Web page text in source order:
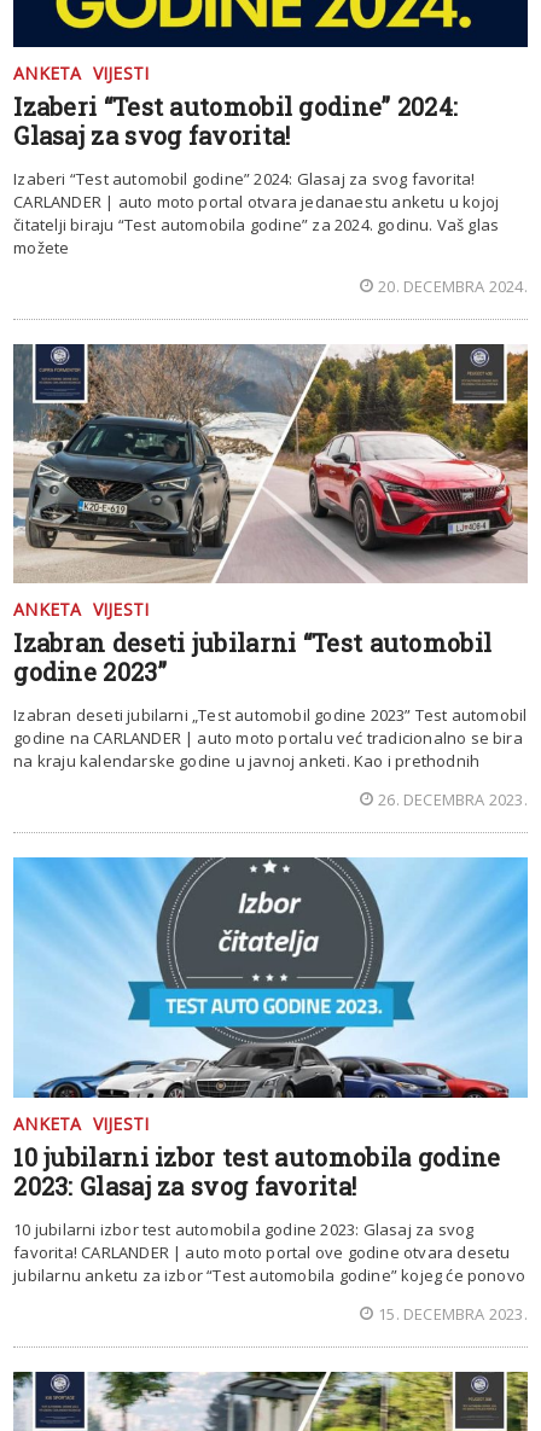
ANKETA VIJESTI
Izaberi “Test automobil godine” 2024:
Glasaj za svog favorita!
Izaberi “Test automobil godine” 2024: Glasaj za svog favorita!
CARLANDER | auto moto portal otvara jedanaestu anketu u kojoj
čitatelji biraju “Test automobila godine” za 2024. godinu. Vaš glas
možete
20. DECEMBRA 2024.
ANKETA VIJESTI
Izabran deseti jubilarni “Test automobil
godine 2023”
Izabran deseti jubilarni „Test automobil godine 2023” Test automobil
godine na CARLANDER | auto moto portalu već tradicionalno se bira
na kraju kalendarske godine u javnoj anketi. Kao i prethodnih
26. DECEMBRA 2023.
ANKETA VIJESTI
10 jubilarni izbor test automobila godine
2023: Glasaj za svog favorita!
10 jubilarni izbor test automobila godine 2023: Glasaj za svog
favorita! CARLANDER | auto moto portal ove godine otvara desetu
jubilarnu anketu za izbor “Test automobila godine” kojeg će ponovo
15. DECEMBRA 2023.